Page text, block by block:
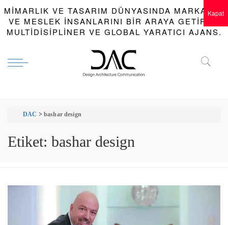
MIMARLIK VE TASARIM DÜNYASINDA MARKALAR
VE MESLEK INSANLARINI BIR ARAYA GETIREN
MULTIDISIPLINER VE GLOBAL YARATICI AJANS.
DAC > bashar design
Etiket: bashar design
Kapat